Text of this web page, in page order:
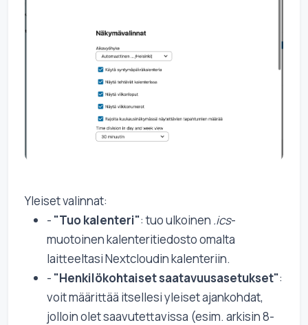
Yleiset valinnat:
- "Tuo kalenteri": tuo ulkoinen .ics-
muotoinen kalenteritiedosto omalta
laitteeltasi Nextcloudin kalenteriin.
- "Henkilökohtaiset saatavuusasetukset":
voit määrittää itsellesi yleiset ajankohdat,
jolloin olet saavutettavissa (esim. arkisin 8-